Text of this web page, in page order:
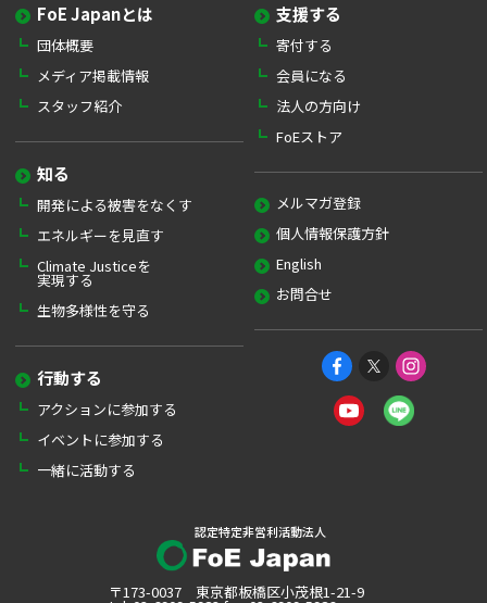
FoE Japanとは
団体概要
メディア掲載情報
スタッフ紹介
知る
開発による被害をなくす
エネルギーを見直す
Climate Justiceを
実現する
生物多様性を守る
行動する
アクションに参加する
イベントに参加する
一緒に活動する
支援する
寄付する
会員になる
法人の方向け
FoEストア
メルマガ登録
個人情報保護方針
English
お問合せ
認定特定非営利活動法人
〒173-0037 東京都板橋区小茂根1-21-9